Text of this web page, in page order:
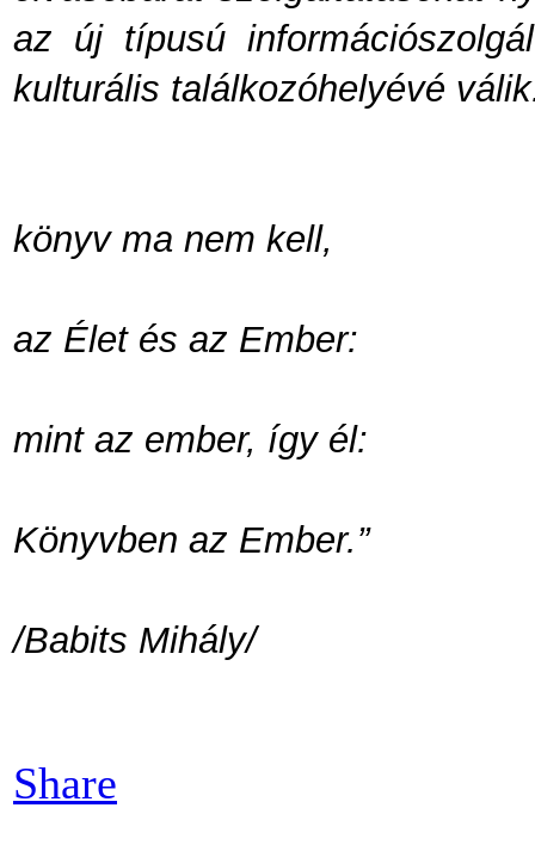
az új típusú
kulturális találkozóhelyévé
könyv ma nem kell,
az Élet és az Ember:
mint az ember, így él:
Könyvben az Ember.”
/Babits Mihály/
Share